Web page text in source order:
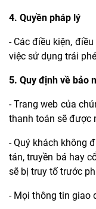
4. Quyền pháp lý
- Các điều kiện,
việc sử dụng trái
5. Quy định về bảo
- Trang web của
thanh toán sẽ được
- Quý khách không
tán, truyền bá hay
sẽ bị truy tố trước
- Mọi thông tin giao